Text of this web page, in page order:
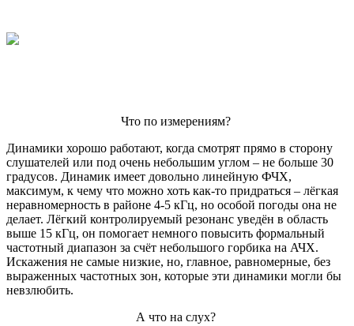
Что по измерениям?
Динамики хорошо работают, когда смотрят прямо в сторону
слушателей или под очень небольшим углом – не больше 30
градусов. Динамик имеет довольно линейную ФЧХ,
максимум, к чему что можно хоть как-то придраться – лёгкая
неравномерность в районе 4-5 кГц, но особой погоды она не
делает. Лёгкий контролируемый резонанс уведён в область
выше 15 кГц, он помогает немного повысить формальный
частотный диапазон за счёт небольшого горбика на АЧХ.
Искажения не самые низкие, но, главное, равномерные, без
выраженных частотных зон, которые эти динамики могли бы
невзлюбить.
А что на слух?